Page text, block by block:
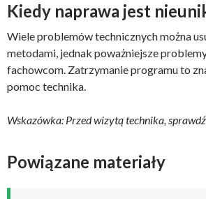
Kiedy naprawa jest
Wiele problemów technicznych można
metodami, jednak poważniejsze
fachowcom. Zatrzymanie programu to
pomoc technika.
Wskazówka: Przed wizytą technika,
Powiązane materiały